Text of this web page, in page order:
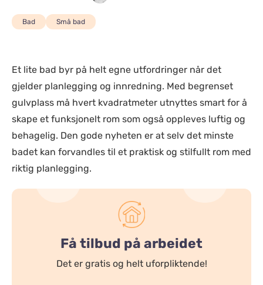
Bad Små bad
Et lite bad byr på helt egne utfordringer når det
gjelder planlegging og innredning. Med begrenset
gulvplass må hvert kvadratmeter utnyttes smart for å
skape et funksjonelt rom som også oppleves luftig og
behagelig. Den gode nyheten er at selv det minste
badet kan forvandles til et praktisk og stilfullt rom med
riktig planlegging.
Få tilbud på arbeidet
Det er gratis og helt uforpliktende!